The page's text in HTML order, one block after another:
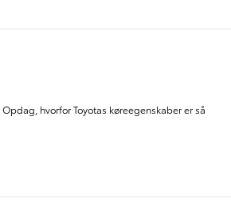
hvorfor Toyotas køreegenskaber er så